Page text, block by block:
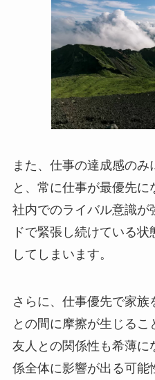
また、仕事の達成感の
と、常に仕事が最優先に
社内でのライバル意識が
ドで緊張し続けている
してしまいます。
さらに、仕事優先で家
との間に摩擦が生じるこ
友人との関係性も希薄に
係全体に影響が出る可能